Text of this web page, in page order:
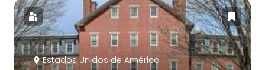
Estados Unidos de América